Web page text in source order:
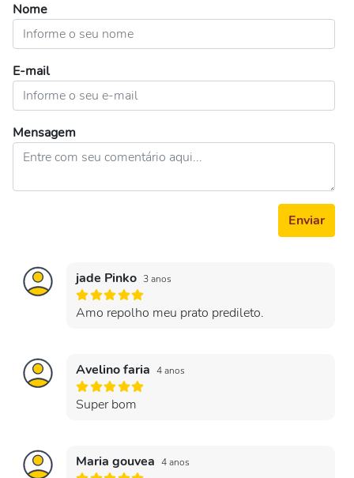
Nome
E-mail
Mensagem
Enviar
jade Pinko 3 anos
Amo repolho meu prato predileto.
Avelino faria 4 anos
Super bom
Maria gouvea 4 anos